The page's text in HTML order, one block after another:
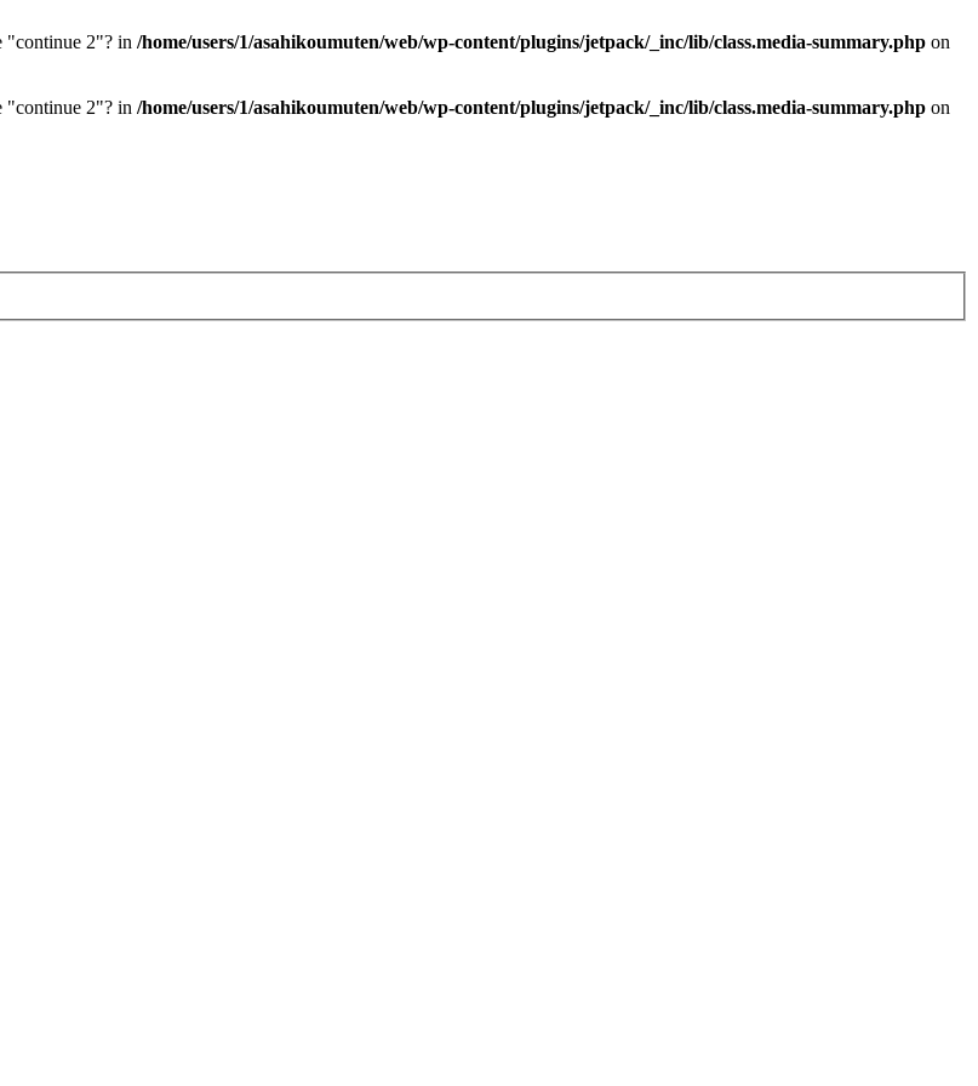
"continue 2"? in /home/users/1/asahikoumuten/web/wp-content/plugins/jetpack/_inc/lib/class.media-summary.php on
"continue 2"? in /home/users/1/asahikoumuten/web/wp-content/plugins/jetpack/_inc/lib/class.media-summary.php on